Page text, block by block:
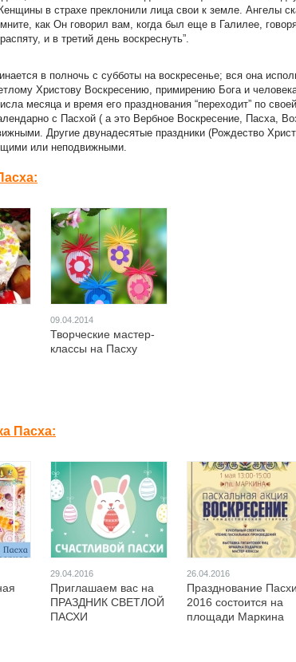
в страхе преклонили лица свои к земле. Ангелы
как Он говорил вам, когда был еще в Галилее,
и в третий день воскреснуть”.
в полночь с субботы на воскресенье; вся она
Христову Воскресению, примирению Бога и
месяца и время его празднования “переходит” по
с Пасхой ( а это Вербное Воскресение, Пасха,
Другие двунадесятые праздники (Рождество
или неподвижными.
09.04.2014
Творческие мастер-
классы на Пасху
Пасха:
29.04.2016
Приглашаем вас на
ПРАЗДНИК СВЕТЛОЙ
ПАСХИ
26.04.2016
Празднование Пасхи
2016 состоится на
площади Маркина